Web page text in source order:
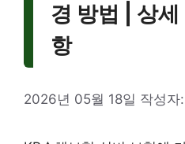
경 방법 | 상
항
2026년 05월 18일 작성자: